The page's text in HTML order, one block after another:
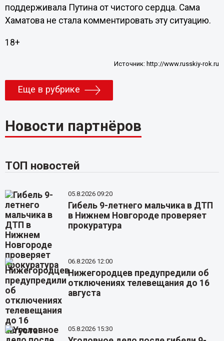
поддерживала Путина от чистого сердца. Сама
Хаматова не стала комментировать эту ситуацию.
18+
Источник: http://www.russkiy-rok.ru
Еще в рубрике
Новости партнёров
ТОП новостей
05.8.2026 09:20
Гибель 9-летнего мальчика в ДТП
в Нижнем Новгороде проверяет
прокуратура
06.8.2026 12:00
Нижегородцев предупредили об
отключениях телевещания до 16
августа
05.8.2026 15:30